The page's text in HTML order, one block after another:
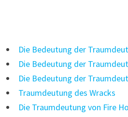
Die Bedeutung der
Die Bedeutung der
Die Bedeutung der
Traumdeutung des Wracks
Die Traumdeutung von Fire